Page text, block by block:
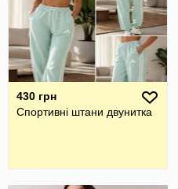
430 грн
Спортивні штани двунитка